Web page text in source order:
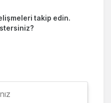
takip edin.